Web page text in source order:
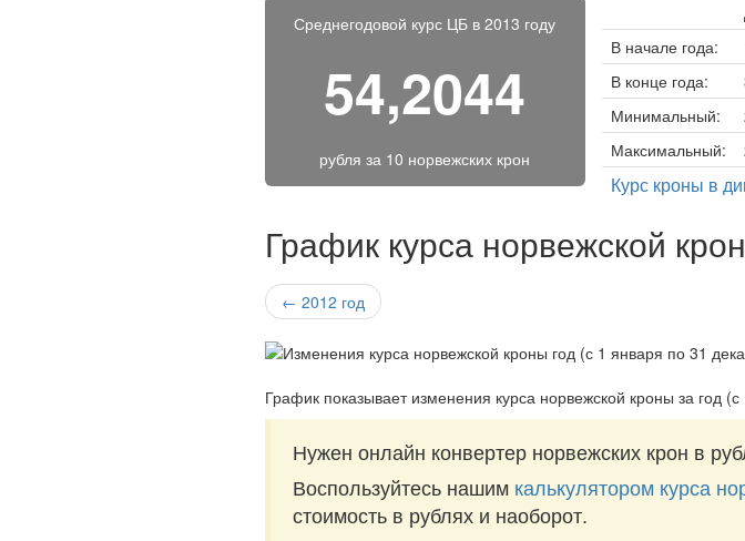
Среднегодовой курс ЦБ в 2013 году
54,2044
рубля за 10 норвежских крон
В начале года:
В конце года:
Минимальный:
Максимальный:
Курс кроны в
График курса норвежской
← 2012 год
График показывает изменения курса норвежской кроны за год
Нужен онлайн конвертер норвежских крон в
Воспользуйтесь нашим калькулятором курса
стоимость в рублях и наоборот.